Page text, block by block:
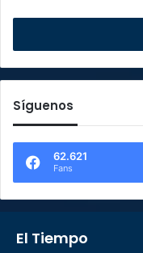
Síguenos
62.621
Fans
El Tiempo